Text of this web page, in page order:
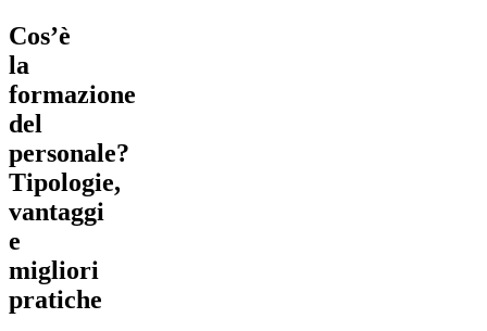
Cos’è
la
formazione
del
personale?
Tipologie,
vantaggi
e
migliori
pratiche